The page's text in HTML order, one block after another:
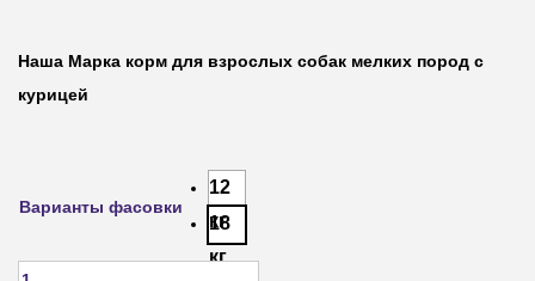
Наша Марка корм для взрослых собак мелких пород с
курицей
Варианты фасовки
12
кг
18
кг